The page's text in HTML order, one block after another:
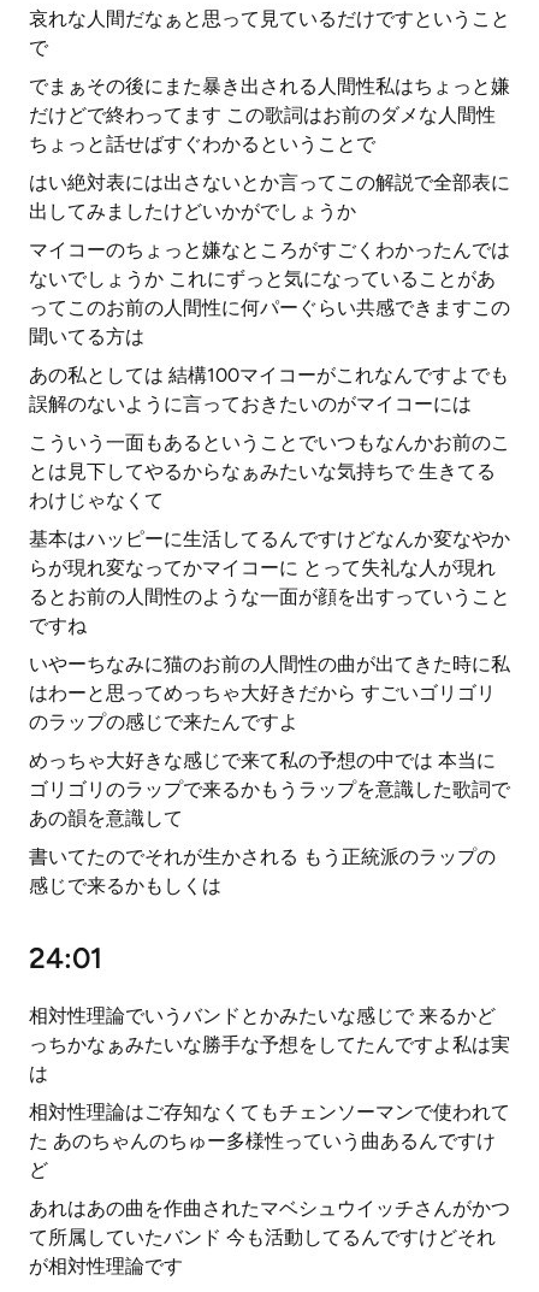
哀れな人間だなぁと思って見ているだけですということ
で
でまぁその後にまた暴き出される人間性私はちょっと嫌
だけどで終わってます この歌詞はお前のダメな人間性
ちょっと話せばすぐわかるということで
はい絶対表には出さないとか言ってこの解説で全部表に
出してみましたけどいかがでしょうか
マイコーのちょっと嫌なところがすごくわかったんでは
ないでしょうか これにずっと気になっていることがあ
ってこのお前の人間性に何パーぐらい共感できますこの
聞いてる方は
あの私としては 結構100マイコーがこれなんですよでも
誤解のないように言っておきたいのがマイコーには
こういう一面もあるということでいつもなんかお前のこ
とは見下してやるからなぁみたいな気持ちで 生きてる
わけじゃなくて
基本はハッピーに生活してるんですけどなんか変なやか
らが現れ変なってかマイコーに とって失礼な人が現れ
るとお前の人間性のような一面が顔を出すっていうこと
ですね
いやーちなみに猫のお前の人間性の曲が出てきた時に私
はわーと思ってめっちゃ大好きだから すごいゴリゴリ
のラップの感じで来たんですよ
めっちゃ大好きな感じで来て私の予想の中では 本当に
ゴリゴリのラップで来るかもうラップを意識した歌詞で
あの韻を意識して
書いてたのでそれが生かされる もう正統派のラップの
感じで来るかもしくは
24:01
相対性理論でいうバンドとかみたいな感じで 来るかど
っちかなぁみたいな勝手な予想をしてたんですよ私は実
は
相対性理論はご存知なくてもチェンソーマンで使われて
た あのちゃんのちゅー多様性っていう曲あるんですけ
ど
あれはあの曲を作曲されたマベシュウイッチさんがかつ
て所属していたバンド 今も活動してるんですけどそれ
が相対性理論です